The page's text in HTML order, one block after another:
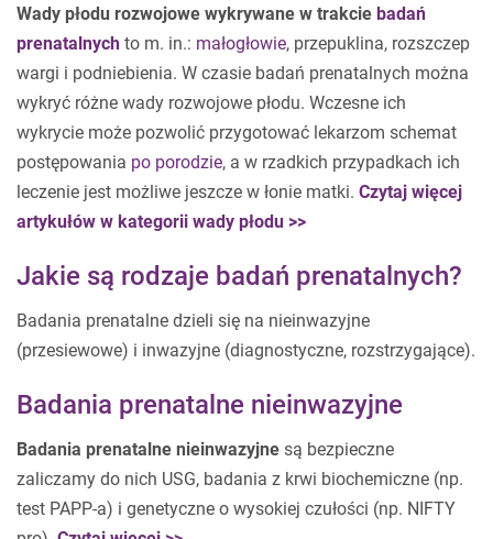
Wady płodu rozwojowe wykrywane w trakcie badań
prenatalnych to m. in.: małogłowie, przepuklina, rozszczep
wargi i podniebienia. W czasie badań prenatalnych można
wykryć różne wady rozwojowe płodu. Wczesne ich
wykrycie może pozwolić przygotować lekarzom schemat
postępowania po porodzie, a w rzadkich przypadkach ich
leczenie jest możliwe jeszcze w łonie matki. Czytaj więcej
artykułów w kategorii wady płodu >>
Jakie są rodzaje badań prenatalnych?
Badania prenatalne dzieli się na nieinwazyjne
(przesiewowe) i inwazyjne (diagnostyczne, rozstrzygające).
Badania prenatalne nieinwazyjne
Badania prenatalne nieinwazyjne są bezpieczne
zaliczamy do nich USG, badania z krwi biochemiczne (np.
test PAPP-a) i genetyczne o wysokiej czułości (np. NIFTY